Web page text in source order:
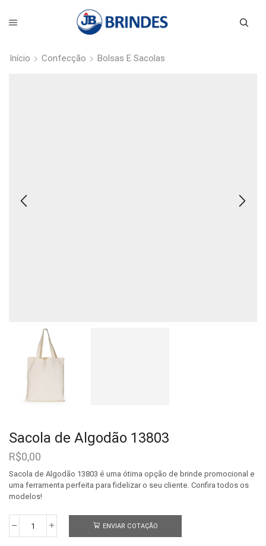
Início Confecção Bolsas E Sacolas
Sacola de Algodão 13803
R$0,00
Sacola de Algodão 13803 é uma ótima opção de brinde promocional e
uma ferramenta perfeita para fidelizar o seu cliente. Confira todos os
modelos!
Sacola
de
ENVIAR COTAÇÃO